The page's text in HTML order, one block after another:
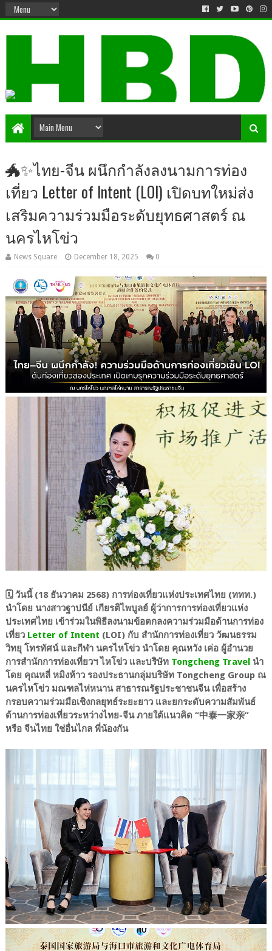
🐲✨ไทย-จีน ผนึกกำลังลงนามการท่อง
เที่ยว Letter of Intent (LOI) เปิดบทใหม่ส่ง
เสริมความร่วมมือระดับยุทธศาสตร์ ณ
นครไหโข่ว
News Square December 18, 2025 0
🗓️ วันนี้ (18 ธันวาคม 2568) การท่องเที่ยวแห่งประเทศไทย (ททท.)
นำโดย นางสาวฐาปนีย์ เกียรติไพบูลย์ ผู้ว่าการการท่องเที่ยวแห่ง
ประเทศไทย เข้าร่วมในพิธีลงนามข้อตกลงความร่วมมือด้านการท่อง
เที่ยว Letter of Intent (LOI) กับ สำนักการท่องเที่ยว วัฒนธรรม
วิทยุ โทรทัศน์ และกีฬา นครไหโข่ว นำโดย คุณหวัง เค่อ ผู้อำนวย
การสำนักการท่องเที่ยวฯ ไหโข่ว และบริษัท Tongcheng Travel นำ
โดย คุณหลี่ หมิงห้าว รองประธานกลุ่มบริษัท Tongcheng Group ณ
นครไหโข่ว มณฑลไห่หนาน สาธารณรัฐประชาชนจีน เพื่อสร้าง
กรอบความร่วมมือเชิงกลยุทธ์ระยะยาว และยกระดับความสัมพันธ์
ด้านการท่องเที่ยวระหว่างไทย-จีน ภายใต้แนวคิด “中泰一家亲”
หรือ จีนไทย ใช่อื่นไกล พี่น้องกัน